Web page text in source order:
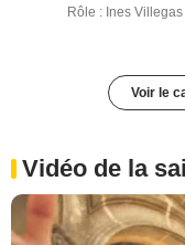
Rôle : Ines Villegas
Voir le
Vidéo de la